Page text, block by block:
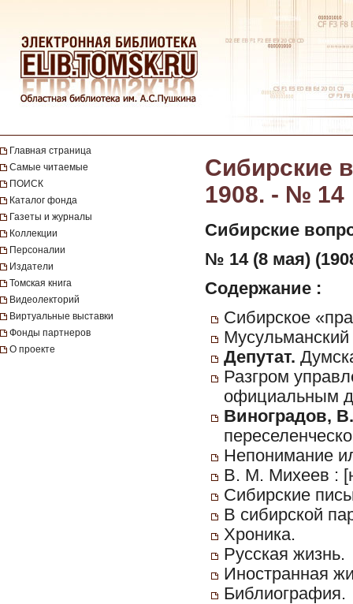
Главная страница
Самые читаемые
ПОИСК
Каталог фонда
Газеты и журналы
Коллекции
Персоналии
Издатели
Томская книга
Видеолекторий
Виртуальные выставки
Фонды партнеров
О проекте
Сибирские
1908. - № 14
Сибирские
№ 14 (8 мая)
Содержание :
Сибирское
Мусульманский
Депутат.
Разгром
официальным
Виноградов, В.
Непонимание
В. М. Михеев :
Сибирские
В сибирской
Хроника.
Русская жизнь.
Иностранная
Библиография.